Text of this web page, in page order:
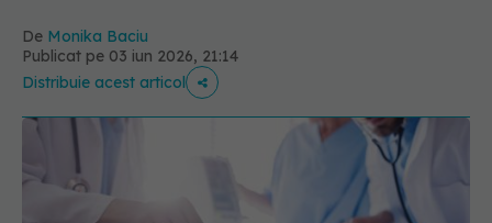
De Monika Baciu
Publicat pe 03 iun 2026, 21:14
Distribuie acest articol